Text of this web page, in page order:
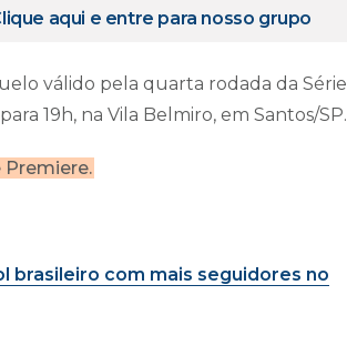
aqui e entre para nosso grupo
válido pela quarta rodada da Série
19h, na Vila Belmiro, em Santos/SP.
Premiere.
brasileiro com mais seguidores no